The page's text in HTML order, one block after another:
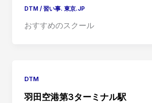
DTM / 習い事. 東京.JP
おすすめのスクール
DTM
羽田空港第3ターミナル駅